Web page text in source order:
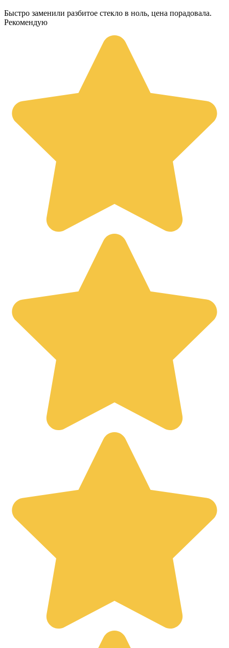
Быстро заменили разбитое стекло в ноль, цена порадовала.
Рекомендую